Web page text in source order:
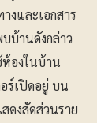
งและเอกสาร
บ้านดังกล่าว
องในบ้าน
ร์เปิดอยู่ บน
งสัดส่วนราย